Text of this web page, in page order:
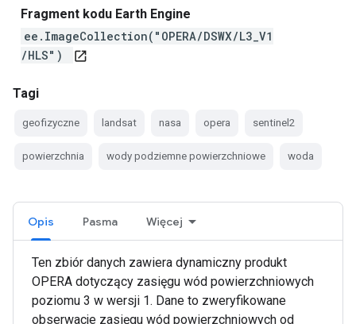
Fragment kodu Earth Engine
ee.ImageCollection("OPERA/DSWX/L3_V1
/HLS")
open_in_new
Tagi
geofizyczne landsat nasa opera sentinel2
powierzchnia wody podziemne powierzchniowe woda
Opis Pasma Więcej
Ten zbiór danych zawiera dynamiczny produkt
OPERA dotyczący zasięgu wód powierzchniowych
poziomu 3 w wersji 1. Dane to zweryfikowane
obserwacje zasięgu wód powierzchniowych od